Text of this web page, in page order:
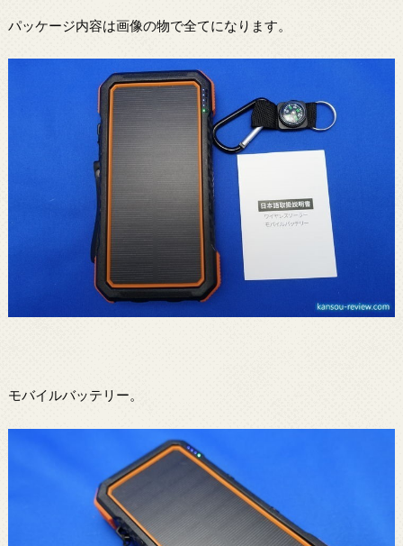
パッケージ内容は画像の物で全てになります。
モバイルバッテリー。